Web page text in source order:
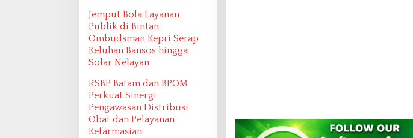
Jemput Bola Layanan
Publik di Bintan,
Ombudsman Kepri Serap
Keluhan Bansos hingga
Solar Nelayan
RSBP Batam dan BPOM
Perkuat Sinergi
Pengawasan Distribusi
Obat dan Pelayanan
Kefarmasian